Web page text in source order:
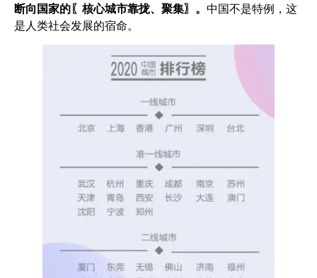
断向国家的〖核心城市靠拢、聚集〗。 中国不是特例，这
是人类社会发展的宿命。